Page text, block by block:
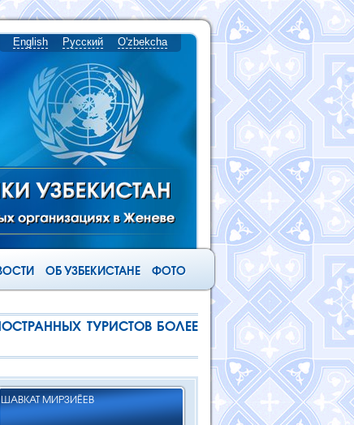
English Русский O'zbekcha
ОБ УЗБЕКИСТАНЕ ФОТО
ТУРИСТОВ БОЛЕЕ
ШАВКАТ МИРЗИЁЕВ